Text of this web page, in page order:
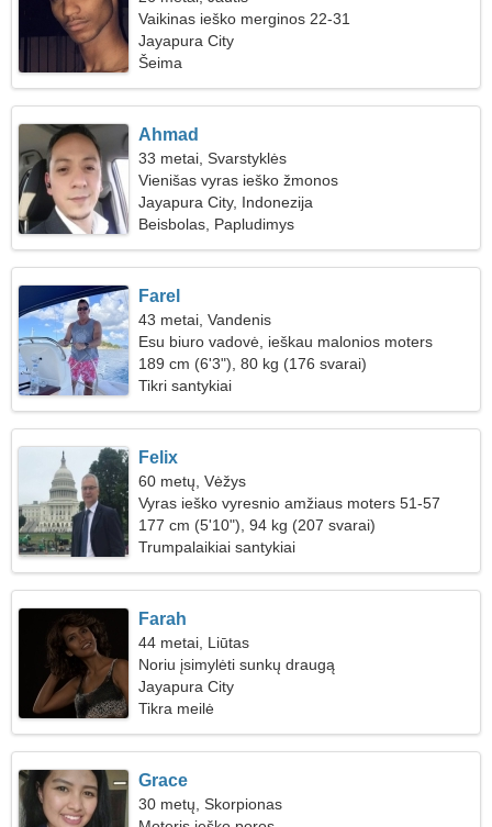
Vaikinas ieško merginos 22-31
Jayapura City
Šeima
Ahmad
33 metai, Svarstyklės
Vienišas vyras ieško žmonos
Jayapura City, Indonezija
Beisbolas, Papludimys
Farel
43 metai, Vandenis
Esu biuro vadovė, ieškau malonios moters
189 cm (6'3"), 80 kg (176 svarai)
Tikri santykiai
Felix
60 metų, Vėžys
Vyras ieško vyresnio amžiaus moters 51-57
177 cm (5'10"), 94 kg (207 svarai)
Trumpalaikiai santykiai
Farah
44 metai, Liūtas
Noriu įsimylėti sunkų draugą
Jayapura City
Tikra meilė
Grace
30 metų, Skorpionas